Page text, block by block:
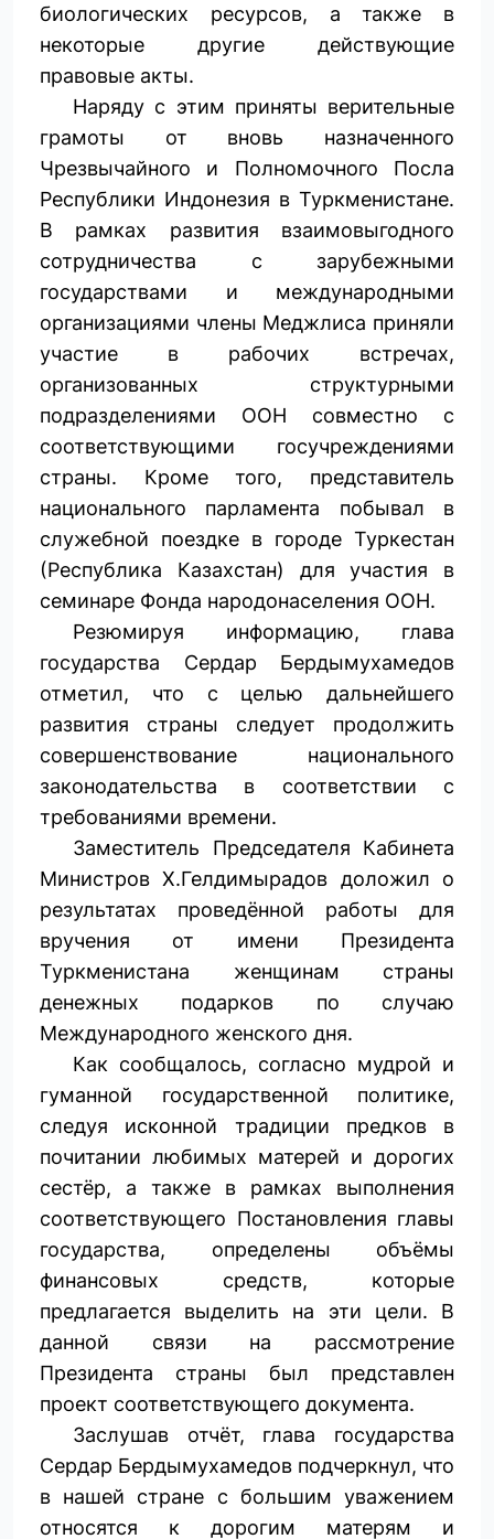
биологических ресурсов, а также в
некоторые другие действующие
правовые акты.
Наряду с этим приняты верительные
грамоты от вновь назначенного
Чрезвычайного и Полномочного Посла
Республики Индонезия в Туркменистане.
В рамках развития взаимовыгодного
сотрудничества с зарубежными
государствами и международными
организа­циями члены Меджлиса приняли
участие в рабочих встречах,
организованных структурными
подразделениями ООН совместно с
соответствующими госучреждениями
страны. Кроме того, представитель
национального парламента побывал в
служебной поездке в городе Туркестан
(Республика Казахстан) для участия в
семинаре Фонда народонаселения ООН.
Резюмируя информацию, глава
государства Сердар Бердымухамедов
отметил, что с целью дальнейшего
развития страны следует продолжить
совершенствование национального
законодательства в соответствии с
требованиями времени.
Заместитель Председателя Кабинета
Министров Х.Гелдимырадов доложил о
результатах проведённой работы для
вручения от имени Президента
Туркменистана женщинам страны
денежных подарков по случаю
Международного женского дня.
Как сообщалось, согласно мудрой и
гуманной государственной политике,
следуя исконной традиции предков в
почитании любимых матерей и дорогих
сестёр, а также в рамках выполнения
соответствующего Постановления главы
государства, определены объёмы
финансовых средств, которые
предлагается выделить на эти цели. В
данной связи на рассмотрение
Президента страны был представлен
проект соответствующего документа.
Заслушав отчёт, глава государства
Сердар Бердымухамедов подчеркнул, что
в нашей стране с большим уважением
относятся к дорогим матерям и